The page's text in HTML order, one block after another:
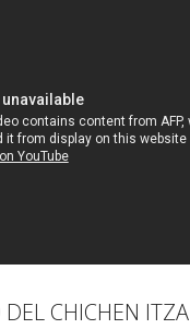
CHICHEN ITZA